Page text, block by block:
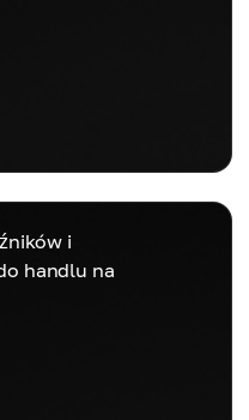
i
handlu na